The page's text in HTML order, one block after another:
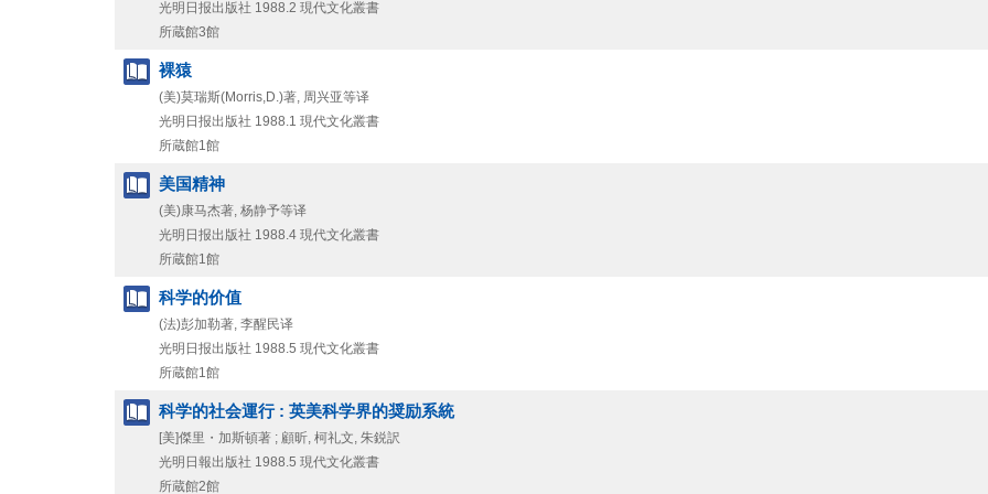
光明日报出版社 1988.2 現代文化叢書
所蔵館3館
裸猿
(美)莫瑞斯(Morris,D.)著, 周兴亚等译
光明日报出版社 1988.1 現代文化叢書
所蔵館1館
美国精神
(美)康马杰著, 杨静予等译
光明日报出版社 1988.4 現代文化叢書
所蔵館1館
科学的价值
(法)彭加勒著, 李醒民译
光明日报出版社 1988.5 現代文化叢書
所蔵館1館
科学的社会運行 : 英美科学界的奨励系統
[美]傑里・加斯頓著 ; 顧昕, 柯礼文, 朱鋭訳
光明日報出版社 1988.5 現代文化叢書
所蔵館2館